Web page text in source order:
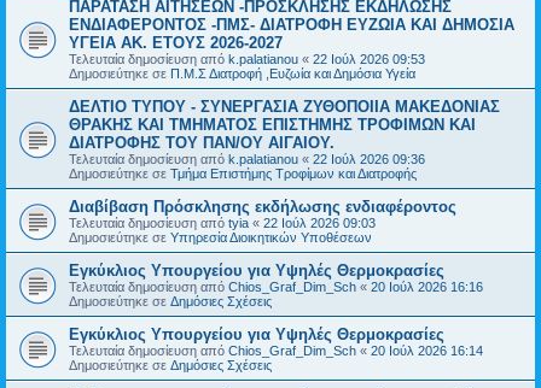
ΠΑΡΑΤΑΣΗ ΑΙΤΗΣΕΩΝ -ΠΡΟΣΚΛΗΣΗΣ ΕΚΔΗΛΩΣΗΣ
ΕΝΔΙΑΦΕΡΟΝΤΟΣ -ΠΜΣ- ΔΙΑΤΡΟΦΗ ΕΥΖΩΙΑ ΚΑΙ ΔΗΜΟΣΙΑ
ΥΓΕΙΑ AK. ETOYΣ 2026-2027
Τελευταία δημοσίευση από k.palatianou « 22 Ιούλ 2026 09:53
Δημοσιεύτηκε σε Π.Μ.Σ Διατροφή ,Ευζωία και Δημόσια Υγεία
ΔΕΛΤΙΟ ΤΥΠΟΥ - ΣΥΝΕΡΓΑΣΙΑ ΖΥΘΟΠΟΙΙΑ ΜΑΚΕΔΟΝΙΑΣ
ΘΡΑΚΗΣ ΚΑΙ ΤΜΗΜΑΤΟΣ ΕΠΙΣΤΗΜΗΣ ΤΡΟΦΙΜΩΝ ΚΑΙ
ΔΙΑΤΡΟΦΗΣ ΤΟΥ ΠΑΝ/ΟΥ ΑΙΓΑΙΟΥ.
Τελευταία δημοσίευση από k.palatianou « 22 Ιούλ 2026 09:36
Δημοσιεύτηκε σε Τμήμα Επιστήμης Τροφίμων και Διατροφής
Διαβίβαση Πρόσκλησης εκδήλωσης ενδιαφέροντος
Τελευταία δημοσίευση από tyia « 22 Ιούλ 2026 09:03
Δημοσιεύτηκε σε Υπηρεσία Διοικητικών Υποθέσεων
Εγκύκλιος Υπουργείου για Υψηλές Θερμοκρασίες
Τελευταία δημοσίευση από Chios_Graf_Dim_Sch « 20 Ιούλ 2026 16:16
Δημοσιεύτηκε σε Δημόσιες Σχέσεις
Εγκύκλιος Υπουργείου για Υψηλές Θερμοκρασίες
Τελευταία δημοσίευση από Chios_Graf_Dim_Sch « 20 Ιούλ 2026 16:14
Δημοσιεύτηκε σε Δημόσιες Σχέσεις